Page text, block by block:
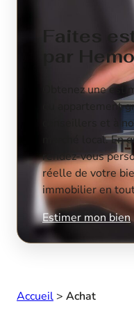
Faites
par
Obtenez une
ou appartement
conseillers et à
marché local. En
rendez-vous
réelle de votre
immobilier en
Estimer mon bien
Accueil > Achat